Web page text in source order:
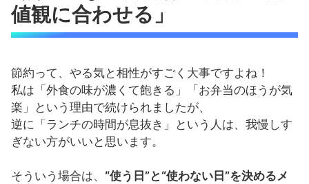
値観に合わせる」
節約って、やる気と相性がすごく大事ですよね！
私は「外食の味が濃くて飽きる」「お弁当のほうが気
楽」という理由で続けられましたが、
逆に「ランチの時間が息抜き」という人は、我慢しす
ぎない方がいいと思います。
そういう場合は、 “使う日”と“使わない日”を決めるメ